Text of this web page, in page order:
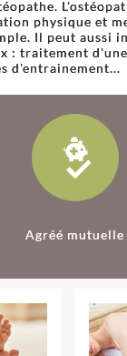
physique et
Il peut aussi
: traitement
d'entrainement...
Agréé mutuelle